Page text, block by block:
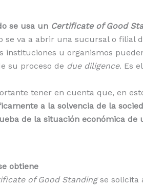
se usa un Certificate of Good
se va a abrir una sucursal o filial
instituciones u organismos
su proceso de due diligence. Es
tener en cuenta que, en
a la solvencia de la
de la situación económica de
obtiene
of Good Standingse solicita